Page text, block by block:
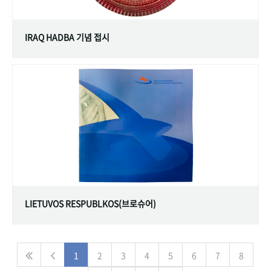
IRAQ HADBA 기념 접시
LIETUVOS RESPUBLKOS(브로슈어)
1 2 3 4 5 6 7 8